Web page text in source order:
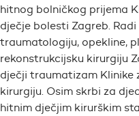
hitnog bolničkog prijema
dječje bolesti Zagreb. Radi
traumatologiju, opekline,
rekonstrukcijsku kirurgiju
dječji traumatizam Klinike
kirurgiju. Osim skrbi za
hitnim dječjim kirurškim